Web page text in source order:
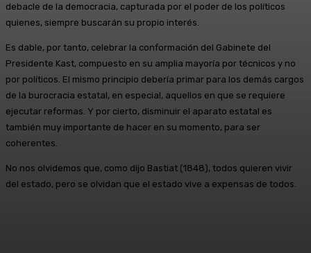
debacle de la democracia, capturada por el poder de los políticos
quienes, siempre buscarán su propio interés.
Es dable, por tanto, celebrar la conformación del Gabinete del
Presidente Kast, compuesto en su amplia mayoría por técnicos y no
por políticos. El mismo principio debería primar para los demás cargos
de la burocracia estatal, en especial, aquellos en que se requiere
ejecutar reformas. Y por cierto, disminuir el aparato estatal es
también muy importante de hacer en su momento, para ser
coherentes.
No nos olvidemos que, como dijo Bastiat (1848), todos quieren vivir
del estado, pero se olvidan que el estado vive a expensas de todos.